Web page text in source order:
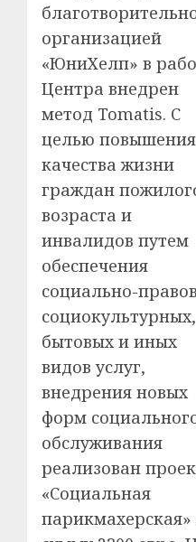
организацией
«ЮниХелп» в
Центра внедрен
метод Tomatis. С
целью повышения
качества жизни
граждан
возраста и
инвалидов путем
обеспечения
социально-
социокультурных,
бытовых и иных
видов услуг,
внедрения новых
форм
обслуживания
реализован
«Социальная
парикмахерская»